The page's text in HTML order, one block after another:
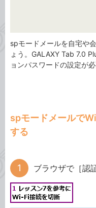
spモードメールを自宅や
ょう。GALAXY Tab 7.0
ョンパスワードの設定が必
spモードメールで
する
ブラウザで［認